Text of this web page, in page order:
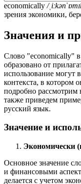
economically /
зрения экономики,
Значения и
Слово "economically" в
образовано от
использование могут
контекста, в котором
подробно рассмотрим
также приведем
русский язык.
Значение и
Экономически
Основное значение
и финансовыми
делается с учетом